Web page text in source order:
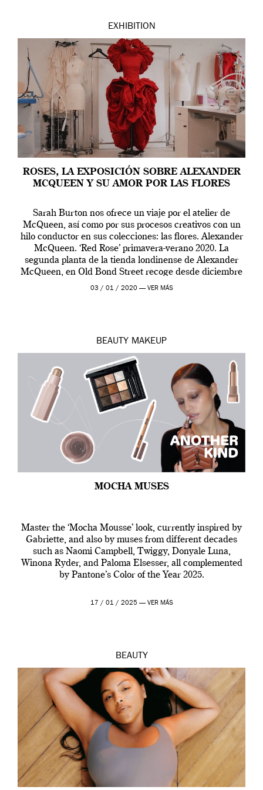
EXHIBITION
ROSES, LA EXPOSICIÓN SOBRE ALEXANDER
MCQUEEN Y SU AMOR POR LAS FLORES
Sarah Burton nos ofrece un viaje por el atelier de
McQueen, así como por sus procesos creativos con un
hilo conductor en sus colecciones: las flores. Alexander
McQueen. ‘Red Rose’ primavera-verano 2020. La
segunda planta de la tienda londinense de Alexander
McQueen, en Old Bond Street recoge desde diciembre
de 2019 hasta final de abril […]
03 / 01 / 2020 — VER MÁS
BEAUTY MAKEUP
MOCHA MUSES
Master the ‘Mocha Mousse’ look, currently inspired by
Gabriette, and also by muses from different decades
such as Naomi Campbell, Twiggy, Donyale Luna,
Winona Ryder, and Paloma Elsesser, all complemented
by Pantone’s Color of the Year 2025.
17 / 01 / 2025 — VER MÁS
BEAUTY